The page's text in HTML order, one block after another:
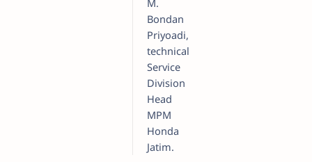
M.
Bondan
Priyoadi,
technical
Service
Division
Head
MPM
Honda
Jatim.